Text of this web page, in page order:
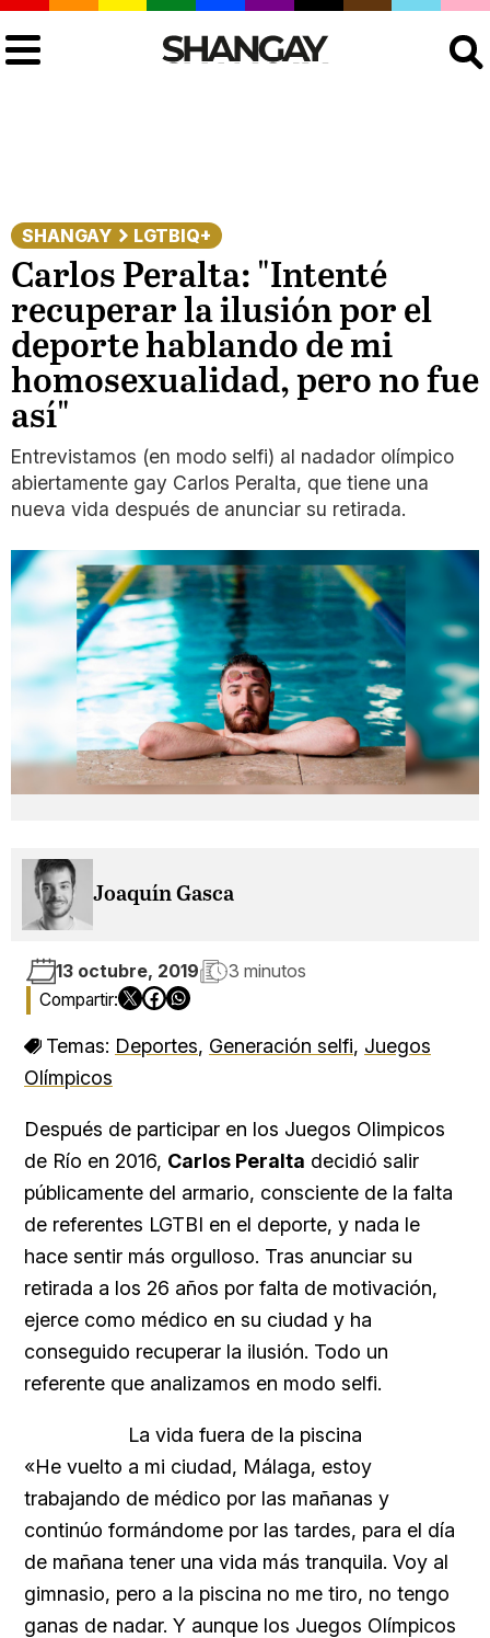
SHANGAY LGTBIQ+
Carlos Peralta: "Intenté
recuperar la ilusión por el
deporte hablando de mi
homosexualidad, pero no fue
así"
Entrevistamos (en modo selfi) al nadador olímpico
abiertamente gay Carlos Peralta, que tiene una
nueva vida después de anunciar su retirada.
Joaquín Gasca
13 octubre, 2019 3 minutos
Temas: Deportes, Generación selfi, Juegos
Olímpicos
Después de participar en los Juegos Olimpicos
de Río en 2016, Carlos Peralta decidió salir
públicamente del armario, consciente de la falta
de referentes LGTBI en el deporte, y nada le
hace sentir más orgulloso. Tras anunciar su
retirada a los 26 años por falta de motivación,
ejerce como médico en su ciudad y ha
conseguido recuperar la ilusión. Todo un
referente que analizamos en modo selfi.
La vida fuera de la piscina
«He vuelto a mi ciudad, Málaga, estoy
trabajando de médico por las mañanas y
continúo formándome por las tardes, para el día
de mañana tener una vida más tranquila. Voy al
gimnasio, pero a la piscina no me tiro, no tengo
ganas de nadar. Y aunque los Juegos Olímpicos